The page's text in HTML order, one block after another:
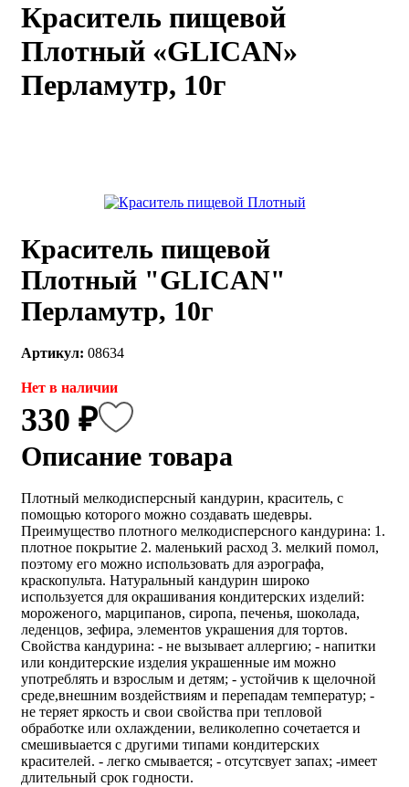
Мастер-
классы
Краситель пищевой
Плотный «GLICAN»
Перламутр, 10г
Краситель пищевой
Плотный "GLICAN"
Перламутр, 10г
Артикул: 08634
Нет в наличии
330 ₽
Описание товара
Плотный мелкодисперсный кандурин, краситель, с
помощью которого можно создавать шедевры.
Преимущество плотного мелкодисперсного кандурина: 1.
плотное покрытие 2. маленький расход 3. мелкий помол,
поэтому его можно использовать для аэрографа,
краскопульта. Натуральный кандурин широко
используется для окрашивания кондитерских изделий:
мороженого, марципанов, сиропа, печенья, шоколада,
леденцов, зефира, элементов украшения для тортов.
Свойства кандурина: - не вызывает аллергию; - напитки
или кондитерские изделия украшенные им можно
употреблять и взрослым и детям; - устойчив к щелочной
среде,внешним воздействиям и перепадам температур; -
не теряет яркость и свои свойства при тепловой
обработке или охлаждении, великолепно сочетается и
смешивыается с другими типами кондитерских
красителей. - легко смывается; - отсутсвует запах; -имеет
длительный срок годности.